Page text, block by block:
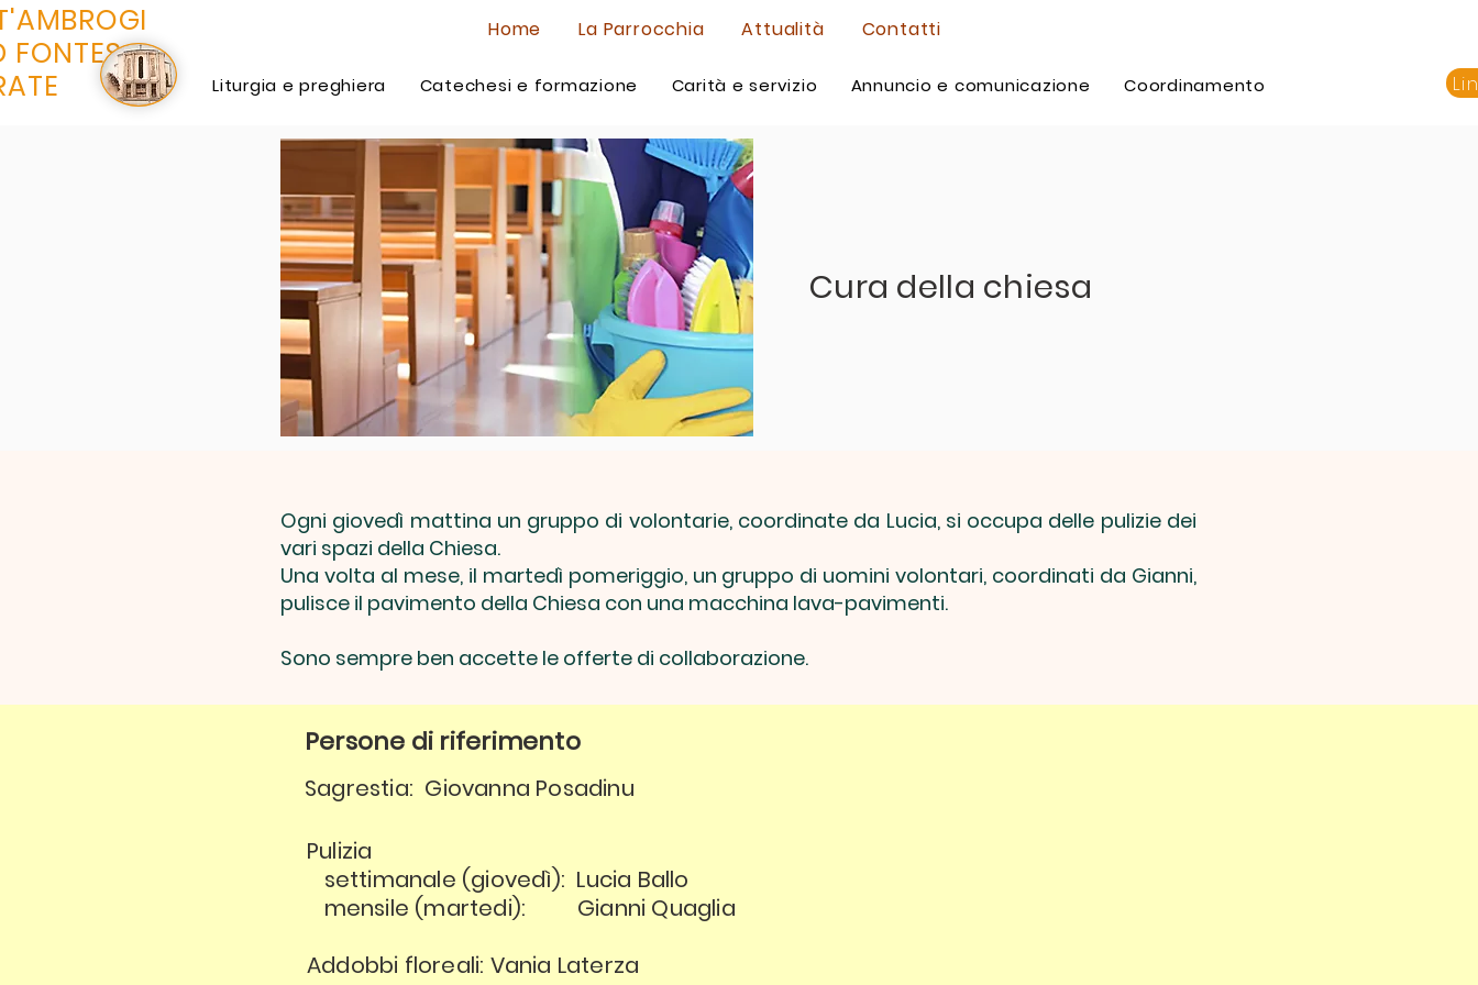
FONTES
Home La Parrocchia Attualità Contatti
Liturgia e preghiera Catechesi e formazione Carità e servizio Annuncio e comunicazione Coordinamento
Cura della chiesa
Ogni giovedì mattina un gruppo di volontarie, coordinate da Lucia, si occupa delle pulizie dei
vari spazi della Chiesa.
Una volta al mese, il martedì pomeriggio, un gruppo di uomini volontari, coordinati da Gianni,
pulisce il pavimento della Chiesa con una macchina lava-pavimenti.
Sono sempre ben accette le offerte di collaborazione.
Persone di riferimento
Sagrestia: Giovanna Posadinu
Pulizia
settimanale (giovedì): Lucia Ballo
mensile (martedi): Gianni Quaglia
Addobbi floreali: Vania Laterza